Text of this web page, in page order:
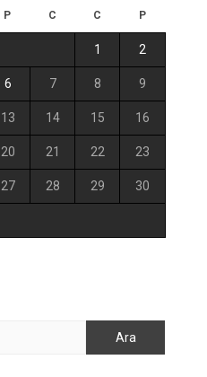
P C C P
1 2
6 7 8 9
13 14 15 16
20 21 22 23
27 28 29 30